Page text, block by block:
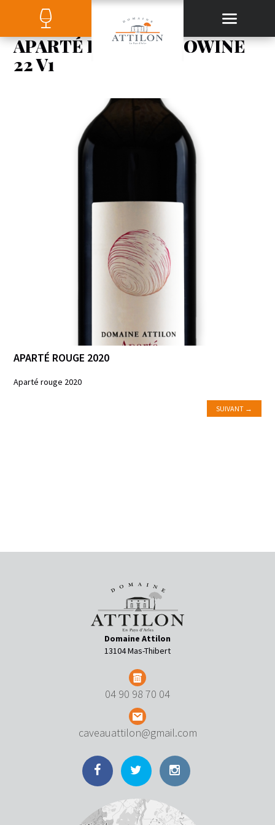
APARTÉ ROUGE WOOWINE
22 V1
APARTÉ ROUGE 2020
Aparté rouge 2020
SUIVANT →
Domaine Attilon
13104 Mas-Thibert
04 90 98 70 04
caveauattilon@gmail.com